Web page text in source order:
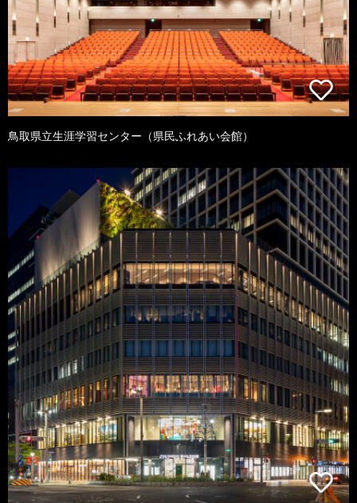
鳥取県立生涯学習センター（県民ふれあい会館）